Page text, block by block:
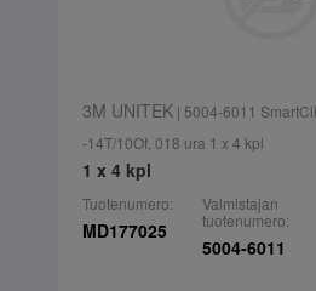
3M UNITEK| 5004-6011
-14T/10Of, 018 ura 1 x 4 kpl
1 x 4 kpl
Tuotenumero:
MD177025
Valmistajan
tuotenumero:
5004-6011